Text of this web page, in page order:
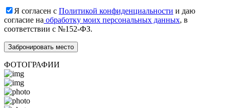
Я согласен с Политикой конфиденциальности и даю
согласие на обработку моих персональных данных, в
соответствии с №152-ФЗ.
ФОТОГРАФИИ